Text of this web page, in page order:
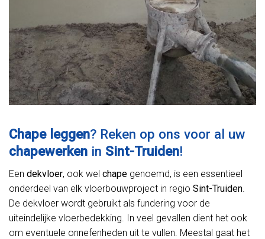
Chape leggen? Reken op ons voor al uw
chapewerken in Sint-Truiden!
Een dekvloer, ook wel chape genoemd, is een essentieel
onderdeel van elk vloerbouwproject in regio Sint-Truiden.
De dekvloer wordt gebruikt als fundering voor de
uiteindelijke vloerbedekking. In veel gevallen dient het ook
om eventuele onnefenheden uit te vullen. Meestal gaat het